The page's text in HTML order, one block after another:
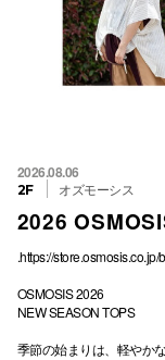
2026.08.06
2F オズモーシス
2026
.https://
OSMOSIS 2026
NEW SEASON TOPS
季節の始まりは、軽やか